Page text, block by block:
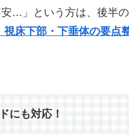
安…」という方は、後半の
視床下部・下垂体の要点
にも対応！